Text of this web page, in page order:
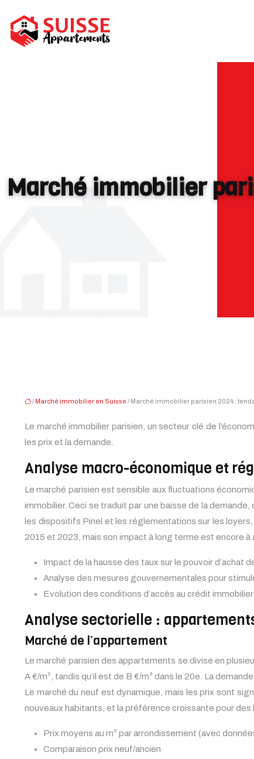
Marché immobilier
/ Marché immobilier en Suisse / Marché immobilier parisien 2024 :
Le marché immobilier parisien, un secteur clé de
les prix et la demande.
Analyse macro-économique et
Le marché parisien est sensible aux fluctuations
immobilier. Ceci se traduit par une baisse de la
les dispositifs Pinel et les réglementations sur les
2015 et 2023, mais son impact à long terme est encore à
Impact de la hausse des taux sur le pouvoir d’achat
Analyse des mesures gouvernementales pour
Evolution des conditions d’accès au crédit immobilier
Analyse sectorielle :
Marché de l’appartement
Le marché parisien des appartements se divise en
A €/m², tandis qu’il est de B €/m² dans le 20e. La
Le marché du neuf est dynamique, mais les prix sont
nouveaux habitants, et la préférence croissante pour
Prix moyens au m² par arrondissement (avec
Comparaison prix neuf/ancien